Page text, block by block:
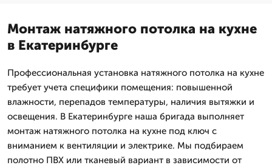
Монтаж натяжного потолка на кухне
в Екатеринбурге
Профессиональная установка натяжного потолка на кухне
требует учета специфики помещения: повышенной
влажности, перепадов температуры, наличия вытяжки и
освещения. В Екатеринбурге наша бригада выполняет
монтаж натяжного потолка на кухне под ключ с
вниманием к вентиляции и электрике. Мы подбираем
полотно ПВХ или тканевый вариант в зависимости от